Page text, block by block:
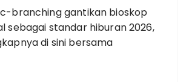
branching gantikan bioskop
sebagai standar hiburan 2026,
di sini bersama